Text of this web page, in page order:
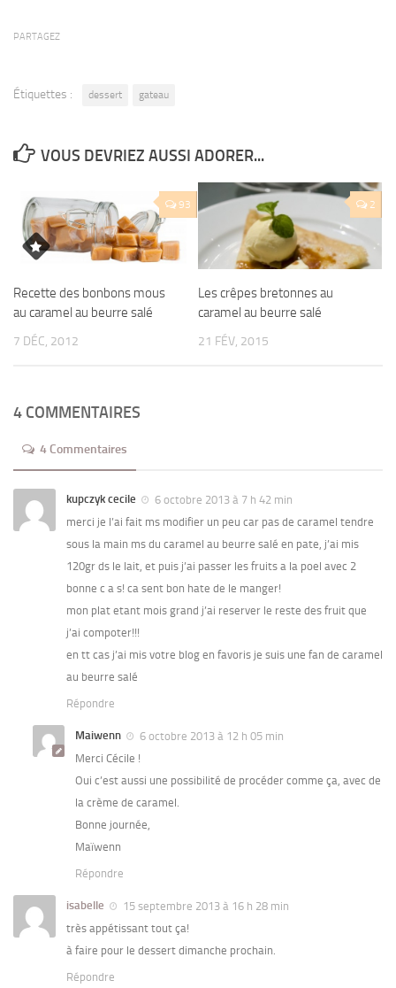
PARTAGEZ
Étiquettes : dessert gateau
VOUS DEVRIEZ AUSSI ADORER...
93
Recette des bonbons mous
au caramel au beurre salé
7 DÉC, 2012
2
Les crêpes bretonnes au
caramel au beurre salé
21 FÉV, 2015
4 COMMENTAIRES
4 Commentaires
kupczyk cecile
6 octobre 2013 à 7 h 42 min
merci je l’ai fait ms modifier un peu car pas de caramel tendre
sous la main ms du caramel au beurre salé en pate, j’ai mis
120gr ds le lait, et puis j’ai passer les fruits a la poel avec 2
bonne c a s! ca sent bon hate de le manger!
mon plat etant mois grand j’ai reserver le reste des fruit que
j’ai compoter!!!
en tt cas j’ai mis votre blog en favoris je suis une fan de caramel
au beurre salé
Répondre
Maiwenn
6 octobre 2013 à 12 h 05 min
Merci Cécile !
Oui c’est aussi une possibilité de procéder comme ça, avec de
la crème de caramel.
Bonne journée,
Maïwenn
Répondre
isabelle
15 septembre 2013 à 16 h 28 min
très appétissant tout ça!
à faire pour le dessert dimanche prochain.
Répondre